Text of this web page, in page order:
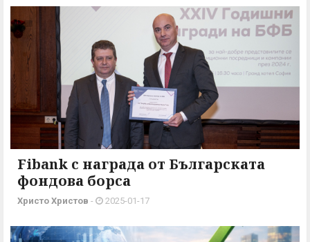
Fibank с награда от Българската
фондова борса
Христо Христов - 2025-01-17